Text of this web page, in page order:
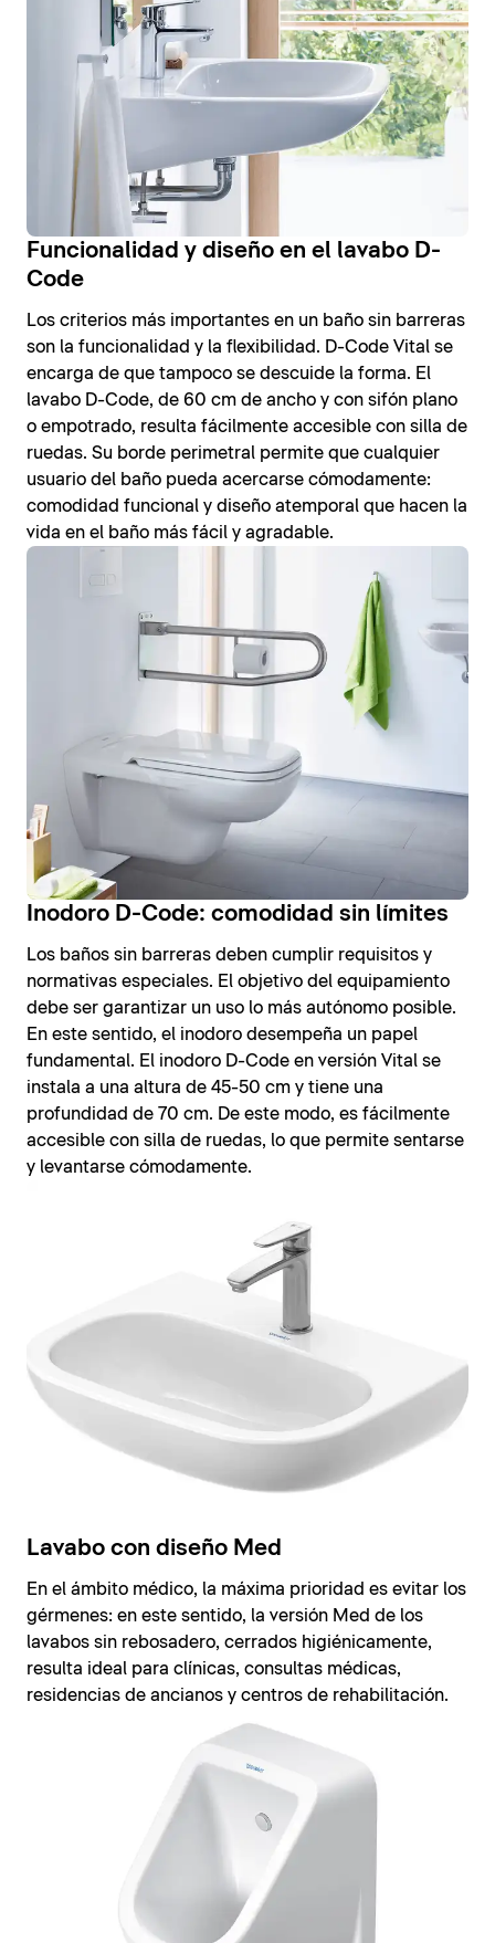
Funcionalidad y diseño en el lavabo D-
Code
Los criterios más importantes en un baño sin barreras
son la funcionalidad y la flexibilidad. D-Code Vital se
encarga de que tampoco se descuide la forma. El
lavabo D-Code, de 60 cm de ancho y con sifón plano
o empotrado, resulta fácilmente accesible con silla de
ruedas. Su borde perimetral permite que cualquier
usuario del baño pueda acercarse cómodamente:
comodidad funcional y diseño atemporal que hacen la
vida en el baño más fácil y agradable.
Inodoro D-Code: comodidad sin límites
Los baños sin barreras deben cumplir requisitos y
normativas especiales. El objetivo del equipamiento
debe ser garantizar un uso lo más autónomo posible.
En este sentido, el inodoro desempeña un papel
fundamental. El inodoro D-Code en versión Vital se
instala a una altura de 45-50 cm y tiene una
profundidad de 70 cm. De este modo, es fácilmente
accesible con silla de ruedas, lo que permite sentarse
y levantarse cómodamente.
Lavabo con diseño Med
En el ámbito médico, la máxima prioridad es evitar los
gérmenes: en este sentido, la versión Med de los
lavabos sin rebosadero, cerrados higiénicamente,
resulta ideal para clínicas, consultas médicas,
residencias de ancianos y centros de rehabilitación.